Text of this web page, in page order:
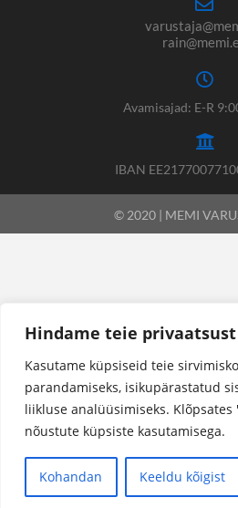
Hindame teie privaatsust
Kasutame küpsiseid teie
parandamiseks, isikupärastatud
liikluse analüüsimiseks.
nõustute küpsiste kasutamisega.
Kohandan Keeldu kõigist
Avamisajad: E-R
IBAN
© 2020 | MEMI